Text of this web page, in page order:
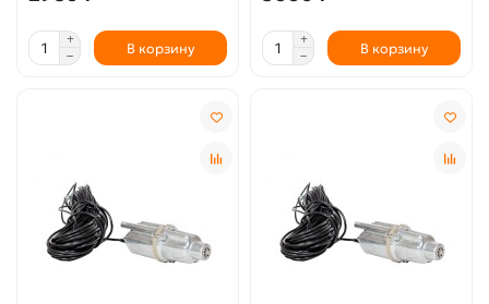
В корзину В корзину